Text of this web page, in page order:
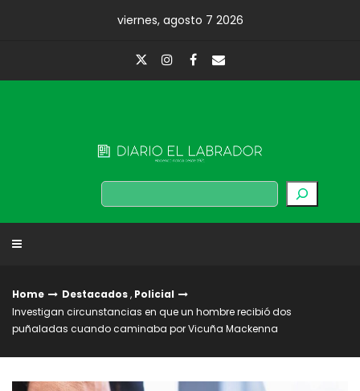
viernes, agosto 7 2026
Buscar
Home Destacados, Policial
Investigan circunstancias en que un hombre recibió dos
puñaladas cuando caminaba por Vicuña Mackenna